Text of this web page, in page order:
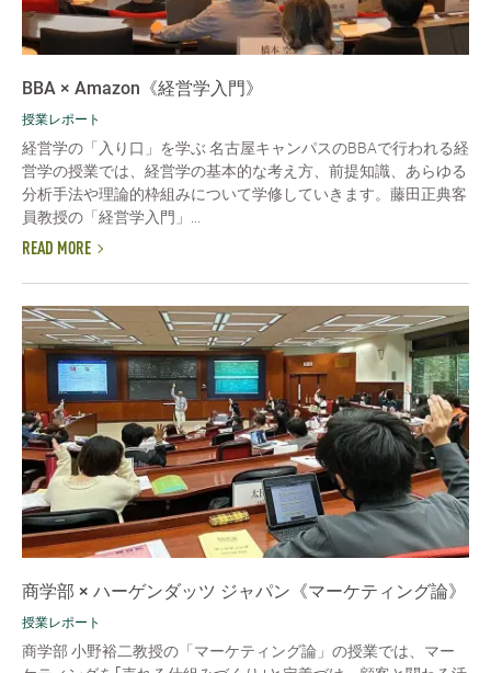
BBA × Amazon《経営学入門》
授業レポート
経営学の「入り口」を学ぶ 名古屋キャンパスのBBAで行われる経
営学の授業では、経営学の基本的な考え方、前提知識、あらゆる
分析手法や理論的枠組みについて学修していきます。藤田正典客
員教授の「経営学入門」...
READ MORE
商学部 × ハーゲンダッツ ジャパン《マーケティング論》
授業レポート
商学部 小野裕二教授の「マーケティング論」の授業では、マー